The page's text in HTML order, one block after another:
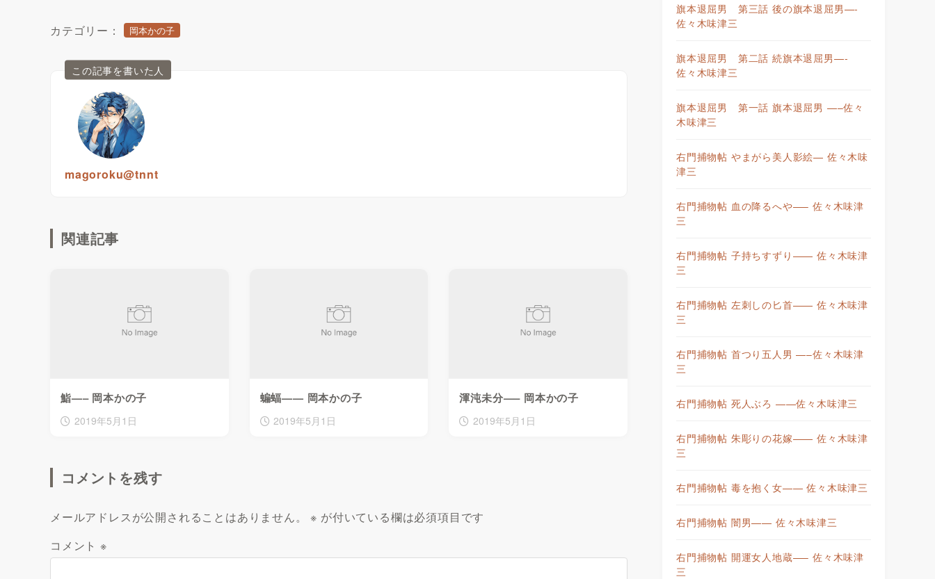
カテゴリー： 岡本かの子
この記事を書いた人
magoroku@tnnt
関連記事
鮨—– 岡本かの子
2019年5月1日
蝙蝠—— 岡本かの子
2019年5月1日
渾沌未分—– 岡本かの子
2019年5月1日
コメントを残す
メールアドレスが公開されることはありません。 ※ が付いている欄は必須項目です
コメント ※
旗本退屈男 第三話 後の旗本退屈男—-
佐々木味津三
旗本退屈男 第二話 続旗本退屈男—-
佐々木味津三
旗本退屈男 第一話 旗本退屈男 —–佐々
木味津三
右門捕物帖 やまがら美人影絵— 佐々木味
津三
右門捕物帖 血の降るへや—– 佐々木味津
三
右門捕物帖 子持ちすずり—— 佐々木味津
三
右門捕物帖 左刺しの匕首—— 佐々木味津
三
右門捕物帖 首つり五人男 —–佐々木味津
三
右門捕物帖 死人ぶろ ——佐々木味津三
右門捕物帖 朱彫りの花嫁—— 佐々木味津
三
右門捕物帖 毒を抱く女—— 佐々木味津三
右門捕物帖 闇男—— 佐々木味津三
右門捕物帖 開運女人地蔵—– 佐々木味津
三